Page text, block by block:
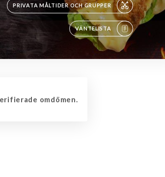
PRIVATA MÅLTIDER OCH GRUPPER
VÄNTELISTA
omdömen.